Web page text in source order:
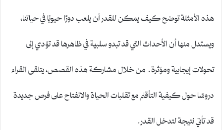
هذه الأمثلة توضح كيف يمكن للقدر أن يلعب دورًا حيويًا في حياتنا،
ويستدل منها أن الأحداث التي قد تبدو سلبية في ظاهرها قد تؤدي إلى
تحولات إيجابية ومؤثرة. من خلال مشاركة هذه القصص، يتلقى القراء
دروسًا حول كيفية التأقلم مع تقلبات الحياة والانفتاح على فرص جديدة
قد تأتي نتيجة لتدخل القدر.